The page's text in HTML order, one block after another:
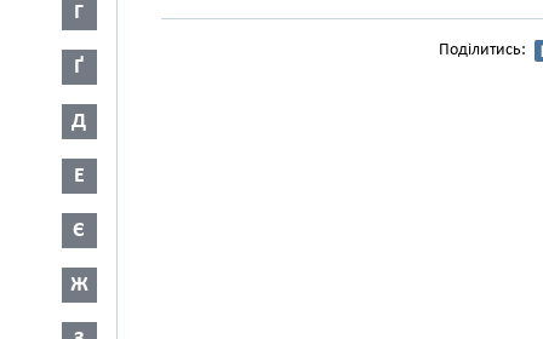
Г
Ґ
Д
Е
Є
Ж
Поділитись: